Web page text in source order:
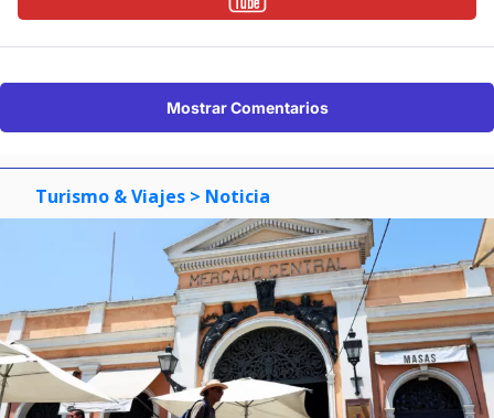
Mostrar Comentarios
Turismo & Viajes > Noticia